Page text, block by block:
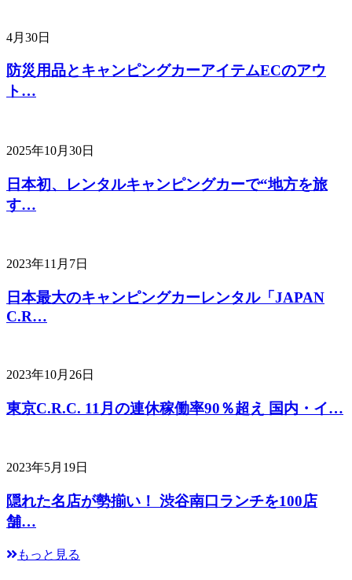
4月30日
防災用品とキャンピングカーアイテムECのアウ
ト…
2025年10月30日
日本初、レンタルキャンピングカーで“地方を旅
す…
2023年11月7日
日本最大のキャンピングカーレンタル「JAPAN
C.R…
2023年10月26日
東京C.R.C. 11月の連休稼働率90％超え 国内・イ…
2023年5月19日
隠れた名店が勢揃い！ 渋谷南口ランチを100店
舗…
もっと見る